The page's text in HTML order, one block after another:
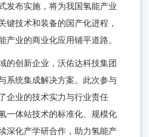
发布实施，将为我国氢能产业
键技术和装备的国产化进程，
产业的商业化应用铺平道路。
的创新企业，沃佑达科技集团
系统集成解决方案。此次参与
企业的技术实力与行业责任
一体站技术的标准化、规模化
深化产学研合作，助力氢能产